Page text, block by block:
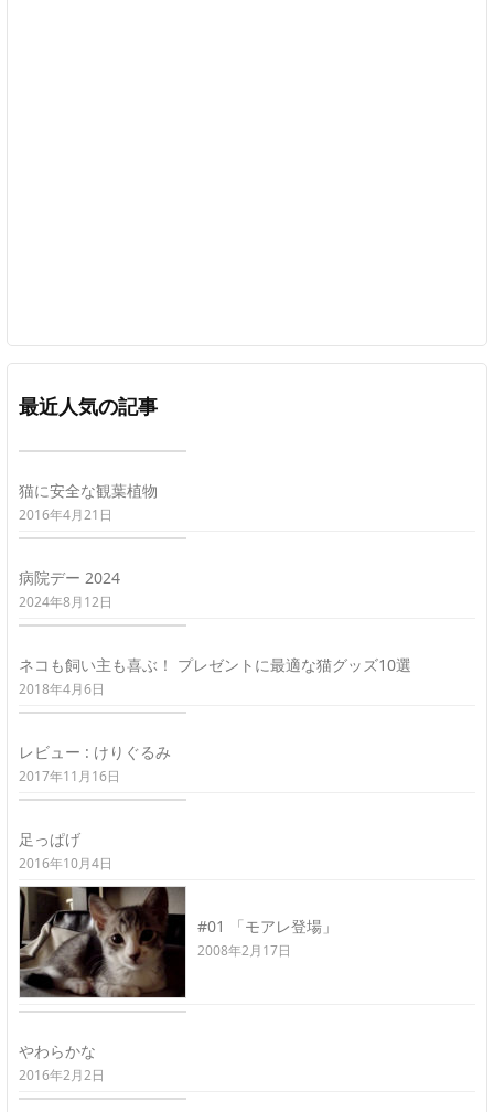
最近人気の記事
猫に安全な観葉植物
2016年4月21日
病院デー 2024
2024年8月12日
ネコも飼い主も喜ぶ！ プレゼントに最適な猫グッズ10選
2018年4月6日
レビュー : けりぐるみ
2017年11月16日
足っぱげ
2016年10月4日
#01 「モアレ登場」
2008年2月17日
やわらかな
2016年2月2日